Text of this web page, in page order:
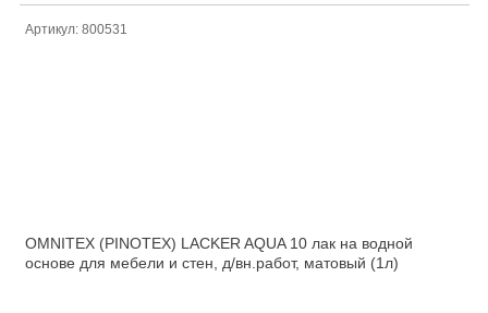
Артикул: 800531
OMNITEX (PINOTEX) LACKER AQUA 10 лак на водной
основе для мебели и стен, д/вн.работ, матовый (1л)